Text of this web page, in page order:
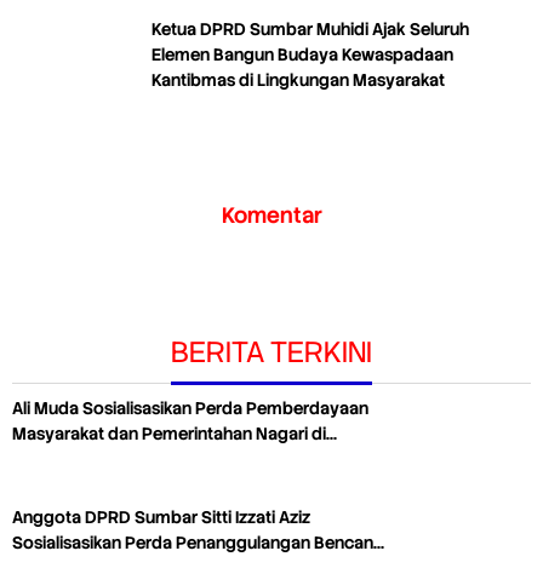
Ketua DPRD Sumbar Muhidi Ajak Seluruh
Elemen Bangun Budaya Kewaspadaan
Kantibmas di Lingkungan Masyarakat
Komentar
BERITA TERKINI
Ali Muda Sosialisasikan Perda Pemberdayaan
Masyarakat dan Pemerintahan Nagari di…
Anggota DPRD Sumbar Sitti Izzati Aziz
Sosialisasikan Perda Penanggulangan Bencan…